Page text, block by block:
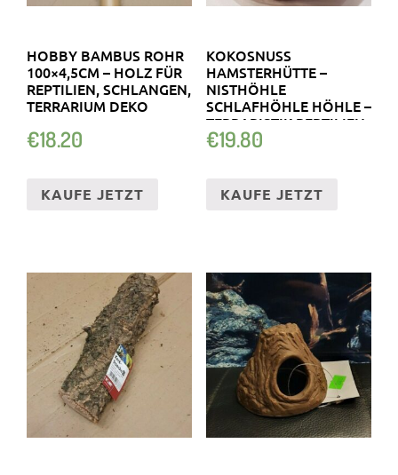
HOBBY BAMBUS ROHR
100×4,5CM – HOLZ FÜR
REPTILIEN, SCHLANGEN,
TERRARIUM DEKO
€18.20
KAUFE JETZT
KOKOSNUSS
HAMSTERHÜTTE –
NISTHÖHLE
SCHLAFHÖHLE HÖHLE –
TERRARISTIK REPTILIEN
€19.80
KAUFE JETZT